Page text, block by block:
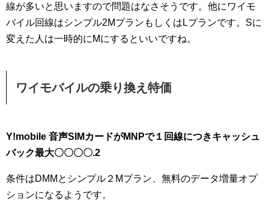
線が多いと思いますので問題はなさそうです。他にワイモ
バイル回線はシンプル2MプランもしくはLプランです。Sに
変えた人は一時的にMにするといいですね。
ワイモバイルの乗り換え特価
Y!mobile 音声SIMカードがMNPで１回線につきキャッシュ
バック最大〇〇〇〇.2
条件はDMMとシンプル２Mプラン、無料のデータ増量オプ
ションになるようです。